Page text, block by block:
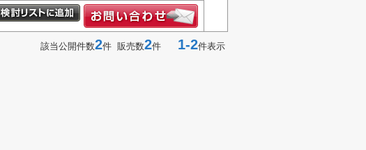
該当公開件数2件 販売数2件 1-2件表示